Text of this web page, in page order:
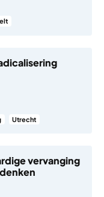
Utrecht
vervanging